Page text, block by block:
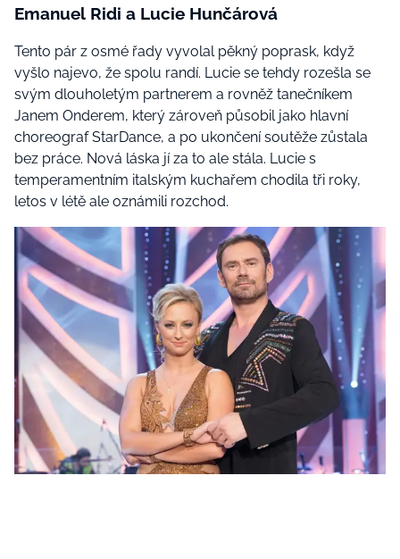
Emanuel Ridi a Lucie Hunčárová
Tento pár z osmé řady vyvolal pěkný poprask, když
vyšlo najevo, že spolu randí. Lucie se tehdy rozešla se
svým dlouholetým partnerem a rovněž tanečníkem
Janem Onderem, který zároveň působil jako hlavní
choreograf StarDance, a po ukončení soutěže zůstala
bez práce. Nová láska jí za to ale stála. Lucie s
temperamentním italským kuchařem chodila tři roky,
letos v létě ale oznámili rozchod.